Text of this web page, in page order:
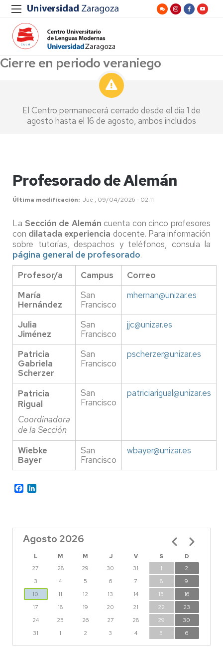
Cierre en periodo veraniego
El Centro permanecerá cerrado desde el día 1 de
agosto hasta el 16 de agosto, ambos incluidos
Profesorado de Alemán
Última modificación Jue , 09/04/2026 - 02:11
La Sección de Alemán cuenta con cinco profesores
con dilatada experiencia docente. Para información
sobre tutorías, despachos y teléfonos, consula la
página general de profesorado.
Profesor/a
Campus
Correo
María
Hernández
San
Francisco
mhernan@unizar.es
Julia
Jiménez
San
Francisco
jjc@unizar.es
Patricia
Gabriela
Scherzer
San
Francisco
pscherzer@unizar.es
Patricia
Rigual
Coordinadora
de la Sección
San
Francisco
patriciarigual@unizar.es
Wiebke
Bayer
San
Francisco
wbayer@unizar.es
Facebook
Agosto 2026
L M M J V S
D
27
28 29 30 31 1
2
3
4 5 6 7 8
9
10
11 12 13 14 15
16
17
18 19 20 21 22
23
24
25 26 27 28 29
30
31
1 2 3 4 5 6
Paginación